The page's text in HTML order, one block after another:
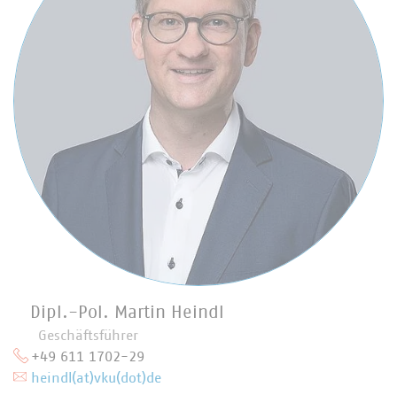
Dipl.-Pol. Martin Heindl
Geschäftsführer
+49 611 1702-29
heindl(at)vku(dot)de